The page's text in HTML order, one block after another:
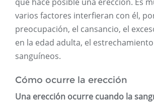
varios factores interfieran con él,
preocupación, el cansancio, el
en la edad adulta, el
sanguíneos.
Cómo ocurre la erección
Una erección ocurre cuando la